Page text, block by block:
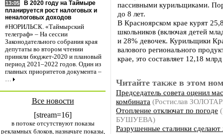
13:05
В 2020 году на Таймыре
планируется рост налоговых и
неналоговых доходов
#НОРИЛЬСК. «Таймырский
телеграф» – На сессии
Законодательного собрания края
депутаты во втором чтении
приняли бюджет-2020 и плановый
период 2021–2022 годов. Один из
главных приоритетов документа –
…
Все новости
[stream=16]
в потоке отсутствуют показы
рекламных блоков, назначьте показы,
пассивными курильщиками.
до 8 лет.
В Красноярском крае курят
школьников (включая детей
и 28% девочек. Курильщики
валового регионального
крае, это составляет 12,18
Читайте также в этом
Председатель совета оценил
комбината (Ростислав
Отопление отключат по погоде
БУШУЕВА)
Разрушенные сталинки